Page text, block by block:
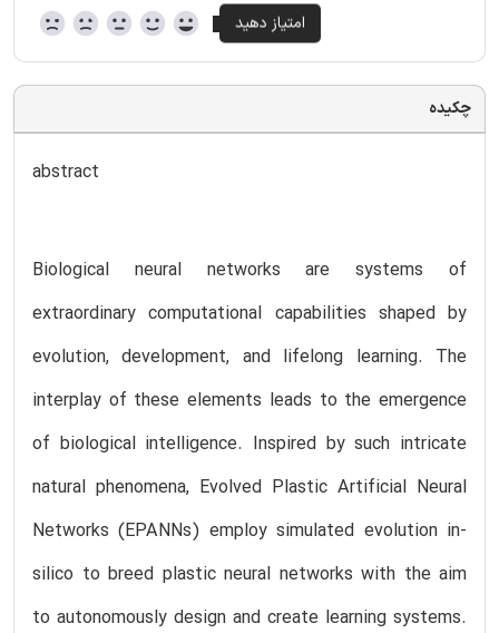
چکیده
abstract
Biological neural networks are systems of
extraordinary computational capabilities shaped by
evolution, development, and lifelong learning. The
interplay of these elements leads to the emergence
of biological intelligence. Inspired by such intricate
natural phenomena, Evolved Plastic Artificial Neural
Networks (EPANNs) employ simulated evolution in-
silico to breed plastic neural networks with the aim
to autonomously design and create learning systems.